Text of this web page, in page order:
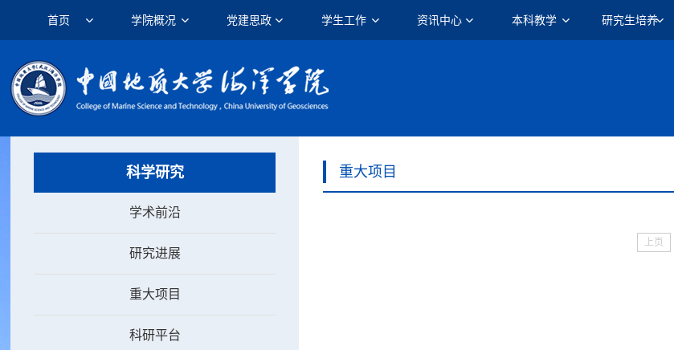
首页 学院概况 党建思政 学生工作 资讯中心 本科教学 研究生培养
科学研究
学术前沿
研究进展
重大项目
科研平台
重大项目
上页